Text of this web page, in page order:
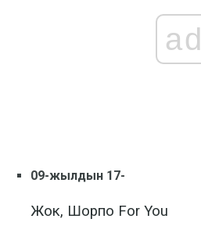
ad
09-жылдын 17-
Жок, Шорпо For You